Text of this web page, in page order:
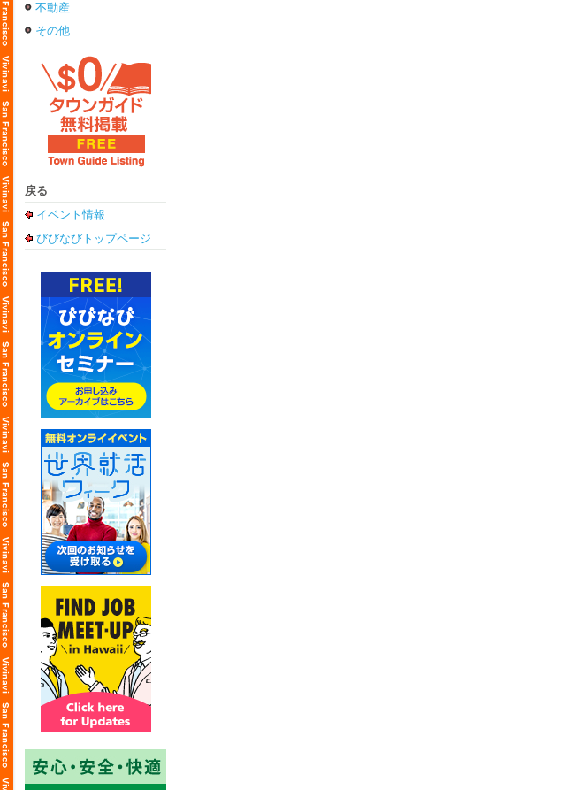
不動産
その他
戻る
イベント情報
びびなびトップページ